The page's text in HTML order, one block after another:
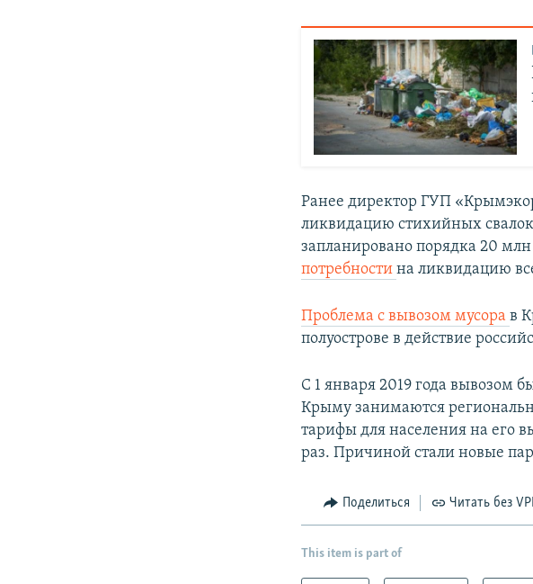
Ранее директор ГУП
ликвидацию стихийных
запланировано порядка 20 млн
потребностина ликвидацию
Проблема с вывозом мусорав
полуострове в действие
С 1 января 2019 года вывозом
Крыму занимаются
тарифы для населения на его
раз. Причиной стали новые
Поделиться Читать без
This item is part of